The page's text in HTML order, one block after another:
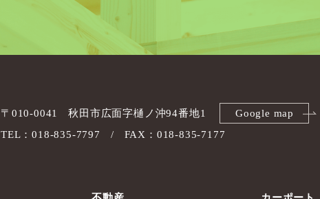
〒010-0041 秋田市広面字樋ノ沖94番地1
Google map
TEL：018-835-7797
FAX：018-835-7177